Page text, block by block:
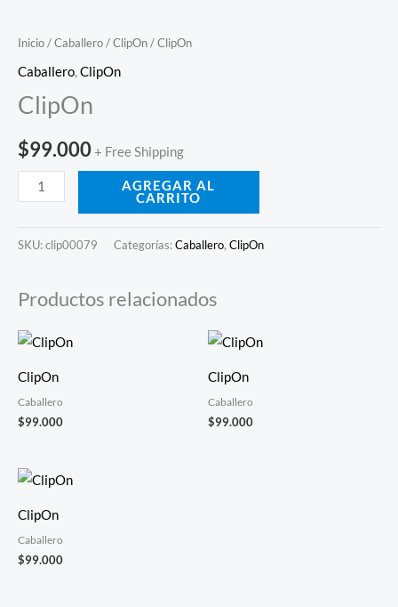
Inicio/Caballero/ClipOn/ ClipOn
Caballero,ClipOn
ClipOn
$99.000+ Free Shipping
AGREGAR AL
CARRITO
SKU:clip00079 Categorías:Caballero, ClipOn
Productos relacionados
ClipOn
Caballero
$99.000
ClipOn
Caballero
$99.000
ClipOn
Caballero
$99.000